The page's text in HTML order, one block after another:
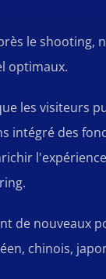
le shooting,
optimaux.
les visiteurs
intégré des
de nouveaux
chinois,